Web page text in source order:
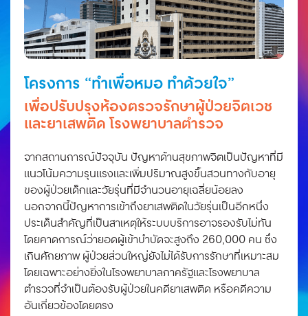
โครงการ “ทำเพื่อหมอ ทำด้วยใจ”
เพื่อปรับปรุงห้องตรวจรักษาผู้ป่วยจิตเวช
และยาเสพติด โรงพยาบาลตำรวจ
จากสถานการณ์ปัจจุบัน ปัญหาด้านสุขภาพจิตเป็นปัญหาที่มี
แนวโน้มความรุนแรงและเพิ่มปริมาณสูงขึ้นสวนทางกับอายุ
ของผู้ป่วยเด็กและวัยรุ่นที่มีจำนวนอายุเฉลี่ยน้อยลง
นอกจากนี้ปัญหาการเข้าถึงยาเสพติดในวัยรุ่นเป็นอีกหนึ่ง
ประเด็นสำคัญที่เป็นสาเหตุให้ระบบบริการอาจรองรับไม่ทัน
โดยคาดการณ์ว่ายอดผู้เข้าบำบัดจะสูงถึง 260,000 คน ซึ่ง
เกินศักยภาพ ผู้ป่วยส่วนใหญ่ยังไม่ได้รับการรักษาที่เหมาะสม
โดยเฉพาะอย่างยิ่งในโรงพยาบาลภาครัฐและโรงพยาบาล
ตำรวจที่จำเป็นต้องรับผู้ป่วยในคดียาเสพติด หรือคดีความ
อันเกี่ยวข้องโดยตรง